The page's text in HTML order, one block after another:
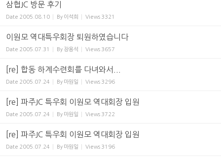
삼협JC 방문 후기
Date 2005.08.10 By 이석희 Views 3321
이원모 역대특우회장 퇴원하였습니다
Date 2005.07.31 By 장용석 Views 3657
[re] 합동 하계수련회를 다녀와서...
Date 2005.07.24 By 마원일 Views 3296
[re] 파주JC 특우회 이원모 역대회장 입원
Date 2005.07.24 By 마원일 Views 3722
[re] 파주JC 특우회 이원모 역대회장 입원
Date 2005.07.24 By 마원일 Views 3196